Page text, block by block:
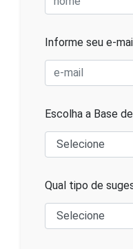
Informe seu e-
Escolha a Base
Qual tipo de